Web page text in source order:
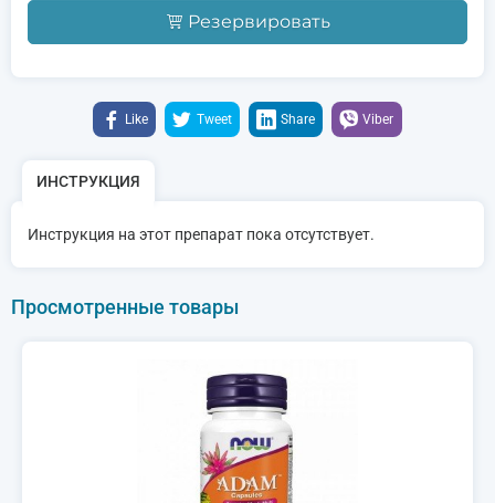
Резервировать
Like Tweet Share Viber
ИНСТРУКЦИЯ
Инструкция на этот препарат пока отсутствует.
Просмотренные товары